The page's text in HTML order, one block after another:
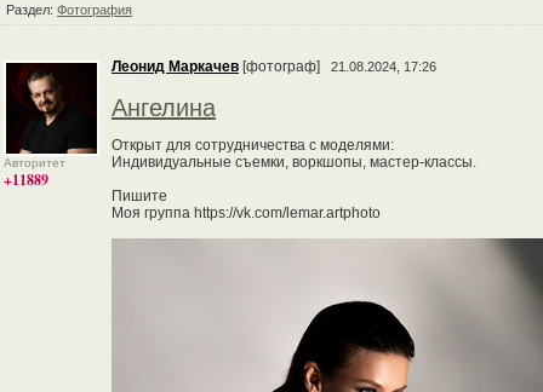
Раздел: Фотография
Авторитет
+11889
Леонид Маркачев [фотограф] 21.08.2024, 17:26
Ангелина
Открыт для сотрудничества с моделями:
Индивидуальные съемки, воркшопы, мастер-классы.
Пишите
Моя группа https://vk.com/lemar.artphoto